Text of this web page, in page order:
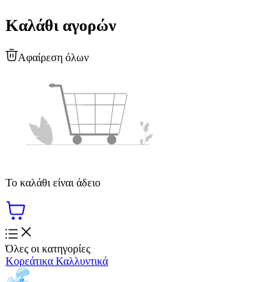
Καλάθι αγορών
Αφαίρεση όλων
Το καλάθι είναι άδειο
Όλες οι κατηγορίες
Κορεάτικα Καλλυντικά